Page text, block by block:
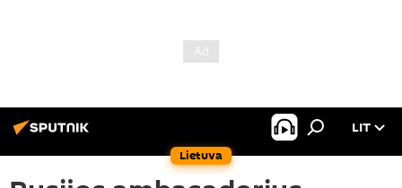
Lietuva
LIT